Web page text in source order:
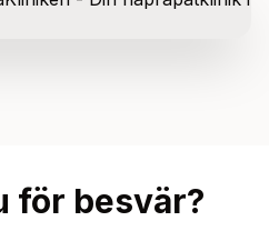
för besvär?